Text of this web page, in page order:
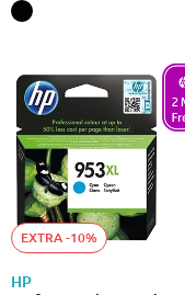
EXTRA -10%
HP